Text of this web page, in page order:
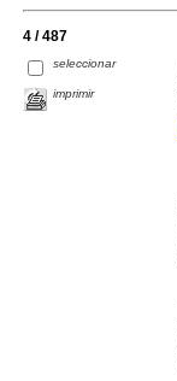
4 / 487
seleccionar
imprimir